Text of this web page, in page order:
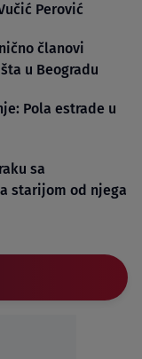
Perović
članovi
u Beogradu
Pola estrade u
sa
starijom od njega